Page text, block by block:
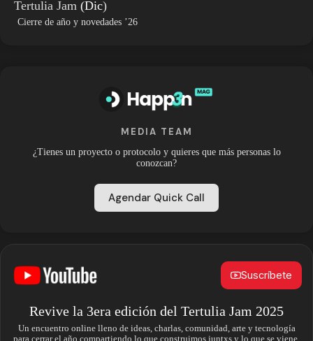
Tertulia Jam (Dic)
Cierre de año y novedades ’26
MEDIA TEAM
¿Tienes un proyecto o protocolo y quieres que más personas lo
conozcan?
Agendar Quick Call
Suscríbete
Revive la 3era edición del Tertulia Jam 2025
Un encuentro online lleno de ideas, charlas, comunidad, arte y tecnología
para cerrar el año compartiendo lo que construimos juntxs y lo que se viene.